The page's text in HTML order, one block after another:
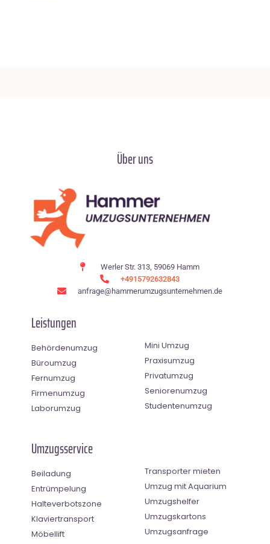
Über uns
Werler Str. 313, 59069 Hamm
+4915792632843
anfrage@hammerumzugsunternehmen.de
Leistungen
Behördenumzug
Büroumzug
Fernumzug
Firmenumzug
Laborumzug
Mini Umzug
Praxisumzug
Privatumzug
Seniorenumzug
Studentenumzug
Umzugsservice
Beiladung
Entrümpelung
Halteverbotszone
Klaviertransport
Möbellift
Transporter mieten
Umzug mit Aquarium
Umzugshelfer
Umzugskartons
Umzugsanfrage